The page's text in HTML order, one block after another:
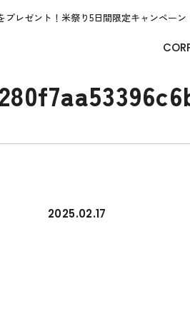
レゼント！米祭り5日間限定キャンペーン
2025.02.17